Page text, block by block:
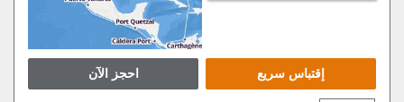
احجز الآن إقتباس سريع